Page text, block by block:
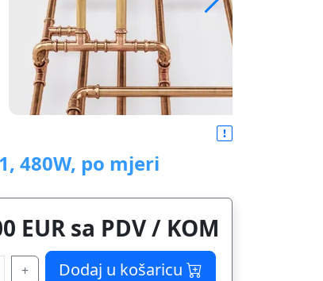
480W, po mjeri
EUR sa PDV / KOM
+ Dodaj u košaricu